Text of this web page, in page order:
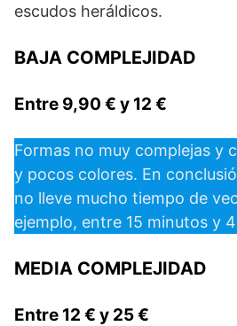
escudos heráldicos.
BAJA COMPLEJIDAD
Entre 9,90 € y 12 €
Formas no muy complejas y
y pocos colores. En
no lleve mucho tiempo de
ejemplo, entre 15 minutos y
MEDIA COMPLEJIDAD
Entre 12 € y 25 €